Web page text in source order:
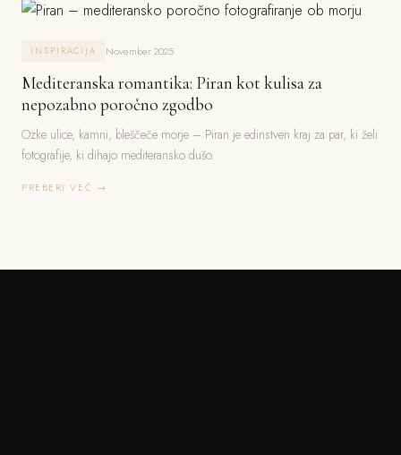
INSPIRACIJA November 2025
Mediteranska romantika: Piran kot kulisa za
nepozabno poročno zgodbo
Ozke ulice, kamni, bleščeče morje – Piran je edinstven kraj za par, ki želi
fotografije, ki dihajo mediteransko dušo.
PREBERI VEČ →